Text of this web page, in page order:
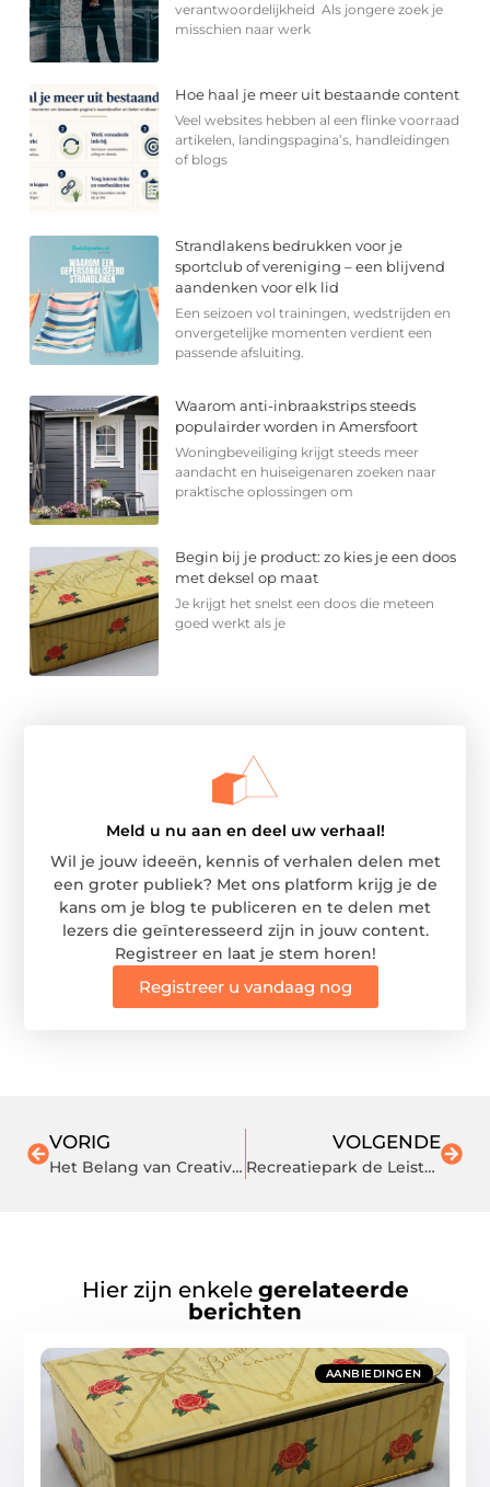
verantwoordelijkheid Als jongere zoek je
misschien naar werk
Hoe haal je meer uit bestaande content
Veel websites hebben al een flinke voorraad
artikelen, landingspagina’s, handleidingen
of blogs
Strandlakens bedrukken voor je
sportclub of vereniging – een blijvend
aandenken voor elk lid
Een seizoen vol trainingen, wedstrijden en
onvergetelijke momenten verdient een
passende afsluiting.
Waarom anti-inbraakstrips steeds
populairder worden in Amersfoort
Woningbeveiliging krijgt steeds meer
aandacht en huiseigenaren zoeken naar
praktische oplossingen om
Begin bij je product: zo kies je een doos
met deksel op maat
Je krijgt het snelst een doos die meteen
goed werkt als je
Meld u nu aan en deel uw verhaal!
Wil je jouw ideeën, kennis of verhalen delen met
een groter publiek? Met ons platform krijg je de
kans om je blog te publiceren en te delen met
lezers die geïnteresseerd zijn in jouw content.
Registreer en laat je stem horen!
Registreer u vandaag nog
VORIG
Het Belang van Creativiteit in Digitale Reclame: De Kunst van Het Vertellen van Verhalen
VOLGENDE
Recreatiepark de Leistert: de ideale vakantiebestemming
Hier zijn enkele gerelateerde
berichten
AANBIEDINGEN